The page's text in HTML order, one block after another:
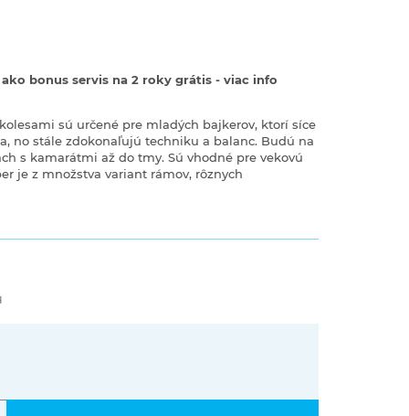
bonus servis na 2 roky grátis - viac info
sú určené pre mladých bajkerov, ktorí síce
no stále zdokonaľujú techniku a balanc. Budú na
s kamarátmi až do tmy. Sú vhodné pre vekovú
je z množstva variant rámov, rôznych